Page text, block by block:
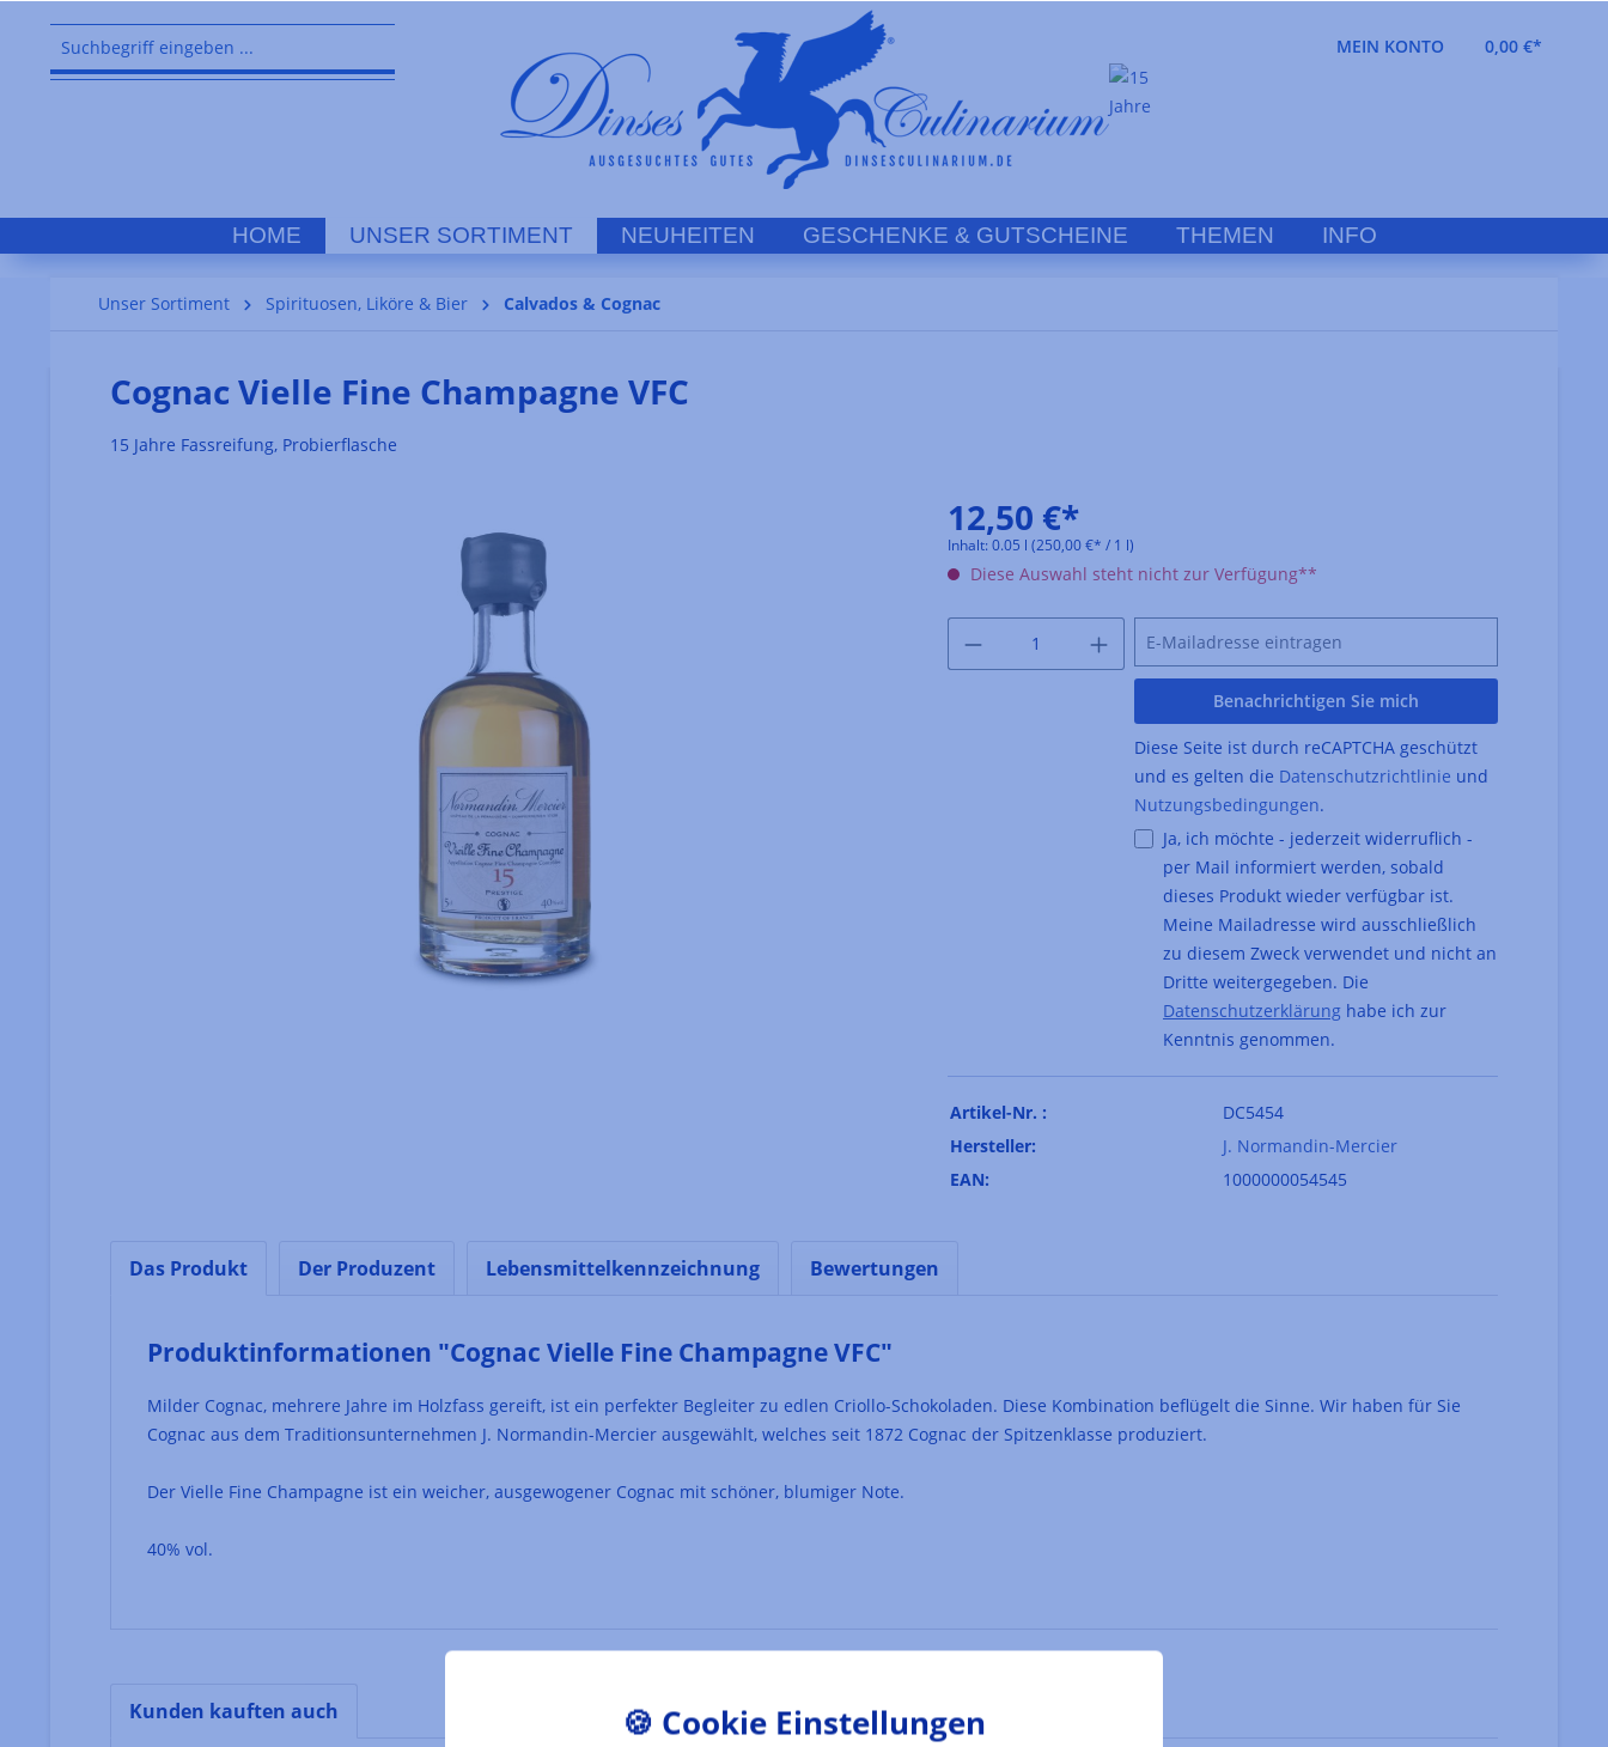
Zur Hauptnavigation springen
MEIN KONTO
0,00 €*
HOME UNSER SORTIMENT NEUHEITEN GESCHENKE & GUTSCHEINE THEMEN INFO
Unser Sortiment Spirituosen, Liköre & Bier Calvados & Cognac
Cognac Vielle Fine Champagne VFC
15 Jahre Fassreifung, Probierflasche
12,50 €*
Inhalt: 0.05 l (250,00 €* / 1 l)
Diese Auswahl steht nicht zur Verfügung**
Benachrichtigen Sie mich
Diese Seite ist durch reCAPTCHA geschützt
und es gelten die Datenschutzrichtlinie und
Nutzungsbedingungen.
Ja, ich möchte - jederzeit widerruflich -
per Mail informiert werden, sobald
dieses Produkt wieder verfügbar ist.
Meine Mailadresse wird ausschließlich
zu diesem Zweck verwendet und nicht an
Dritte weitergegeben. Die
Datenschutzerklärunghabe ich zur
Kenntnis genommen.
Artikel-Nr. :
DC5454
Hersteller:
J. Normandin-Mercier
EAN:
1000000054545
Das Produkt Der Produzent Lebensmittelkennzeichnung Bewertungen
Produktinformationen "Cognac Vielle Fine Champagne VFC"
Milder Cognac, mehrere Jahre im Holzfass gereift, ist ein perfekter Begleiter zu edlen Criollo-Schokoladen. Diese Kombination beflügelt die Sinne. Wir haben für Sie
Cognac aus dem Traditionsunternehmen J. Normandin-Mercier ausgewählt, welches seit 1872 Cognac der Spitzenklasse produziert.
Der Vielle Fine Champagne ist ein weicher, ausgewogener Cognac mit schöner, blumiger Note.
40% vol.
Kunden kauften auch